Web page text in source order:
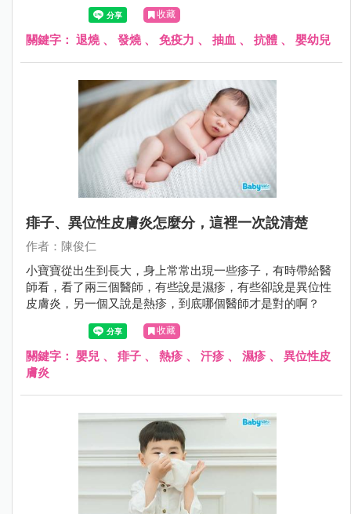
流感疫苗以後，隨機分成兩組，一組四到六小時吃退燒藥，
一組完全都不吃退燒藥，之後抽血檢驗身體產生的抗體量，
發現不管有沒有吃退燒藥，兩組兒童產生的抗體數量並沒有
收藏
關鍵字： 退燒、 發燒、 免疫力 、 抽血 、 抗體 、 嬰幼兒
痱子、異位性皮膚炎怎麼分，這裡一次說清楚
作者：陳俊仁
小寶寶從出生到長大，身上常常出現一些疹子，有時帶給醫
師看，看了兩三個醫師，有些說是濕疹，有些卻說是異位性
皮膚炎，另一個又說是熱疹，到底哪個醫師才是對的啊？
收藏
關鍵字： 嬰兒 、 痱子 、 熱疹 、 汗疹 、 濕疹 、 異位性皮
膚炎